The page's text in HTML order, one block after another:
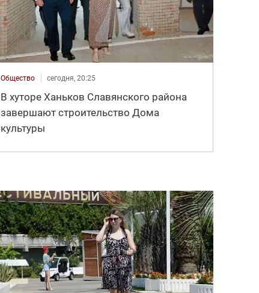
Общество сегодня, 20:25
В хуторе Ханьков Славянского района
завершают строительство Дома
культуры